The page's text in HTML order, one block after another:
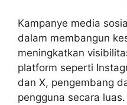
Kampanye media
dalam membangun
meningkatkan
platform seperti
dan X, pengembang
pengguna secara